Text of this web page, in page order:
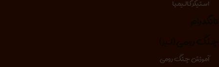
استیکر کالیمبا
آموزش چنگ رومی